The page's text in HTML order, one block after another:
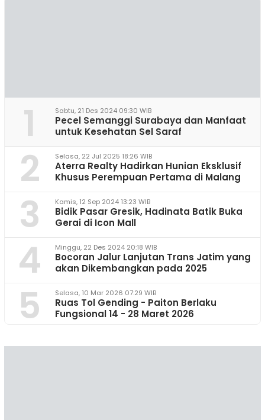
1 Sabtu, 21 Des 2024 09:30 WIB
Pecel Semanggi Surabaya dan Manfaat
untuk Kesehatan Sel Saraf
2 Selasa, 22 Jul 2025 18:26 WIB
Aterra Realty Hadirkan Hunian Eksklusif
Khusus Perempuan Pertama di Malang
3 Kamis, 12 Sep 2024 13:23 WIB
Bidik Pasar Gresik, Hadinata Batik Buka
Gerai di Icon Mall
4 Minggu, 22 Des 2024 20:18 WIB
Bocoran Jalur Lanjutan Trans Jatim yang
akan Dikembangkan pada 2025
5 Selasa, 10 Mar 2026 07:29 WIB
Ruas Tol Gending - Paiton Berlaku
Fungsional 14 - 28 Maret 2026